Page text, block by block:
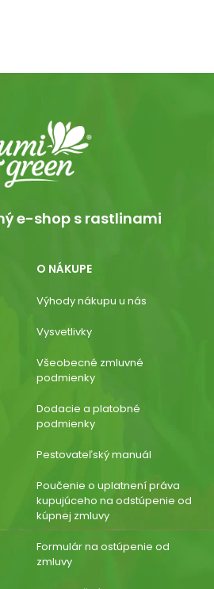
e-shop s rastlinami
O NÁKUPE
Výhody nákupu u nás
Vysvetlivky
Všeobecné zmluvné
podmienky
Dodacie a platobné
podmienky
Pestovateľský manuál
Poučenie o uplatnení práva
kupujúceho na odstúpenie od
kúpnej zmluvy
Formulár na ostúpenie od
zmluvy